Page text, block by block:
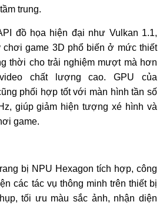
trung.
đồ họa hiện đại như Vulkan 1.1,
chơi game 3D phổ biến ở mức thiết
thời cho trải nghiệm mượt mà hơn
chất lượng cao. GPU của
phối hợp tốt với màn hình tần số
giúp giảm hiện tượng xé hình và
game.
bị NPU Hexagon tích hợp, công
các tác vụ thông minh trên thiết bị
tối ưu màu sắc ảnh, nhận diện